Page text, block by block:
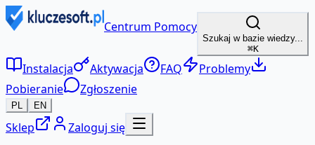
Centrum Pomocy
Szukaj w bazie wiedzy...
⌘K
Instalacja Aktywacja FAQ
Problemy
Pobieranie
Zgłoszenie
PL EN
Sklep
Zaloguj się